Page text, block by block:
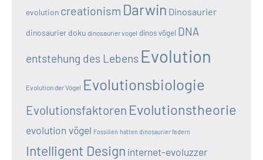
evolution creationism Darwin Dinosaurier
dinosaurier doku dinosaurier vogel dinos vögel DNA
entstehung des Lebens Evolution
Evolution der Vögel Evolutionsbiologie
Evolutionsfaktoren Evolutionstheorie
evolution vögel Fossilien hatten dinosaurier federn
Intelligent Design internet-evoluzzer